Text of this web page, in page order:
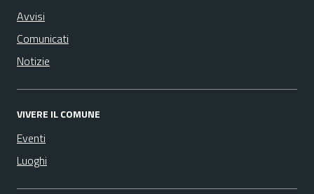
Avvisi
Comunicati
Notizie
VIVERE IL COMUNE
Eventi
Luoghi